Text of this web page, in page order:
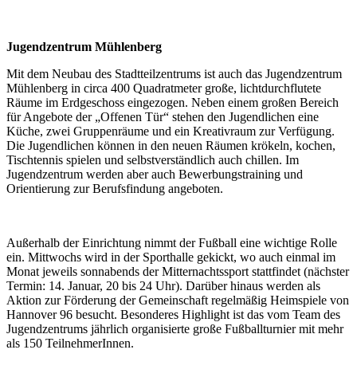
Jugendzentrum Mühlenberg
Mit dem Neubau des Stadtteilzentrums ist auch das Jugendzentrum
Mühlenberg in circa 400 Quadratmeter große, lichtdurchflutete
Räume im Erdgeschoss eingezogen. Neben einem großen Bereich
für Angebote der „Offenen Tür“ stehen den Jugendlichen eine
Küche, zwei Gruppenräume und ein Kreativraum zur Verfügung.
Die Jugendlichen können in den neuen Räumen krökeln, kochen,
Tischtennis spielen und selbstverständlich auch chillen. Im
Jugendzentrum werden aber auch Bewerbungstraining und
Orientierung zur Berufsfindung angeboten.
Außerhalb der Einrichtung nimmt der Fußball eine wichtige Rolle
ein. Mittwochs wird in der Sporthalle gekickt, wo auch einmal im
Monat jeweils sonnabends der Mitternachtssport stattfindet (nächster
Termin: 14. Januar, 20 bis 24 Uhr). Darüber hinaus werden als
Aktion zur Förderung der Gemeinschaft regelmäßig Heimspiele von
Hannover 96 besucht. Besonderes Highlight ist das vom Team des
Jugendzentrums jährlich organisierte große Fußballturnier mit mehr
als 150 TeilnehmerInnen.